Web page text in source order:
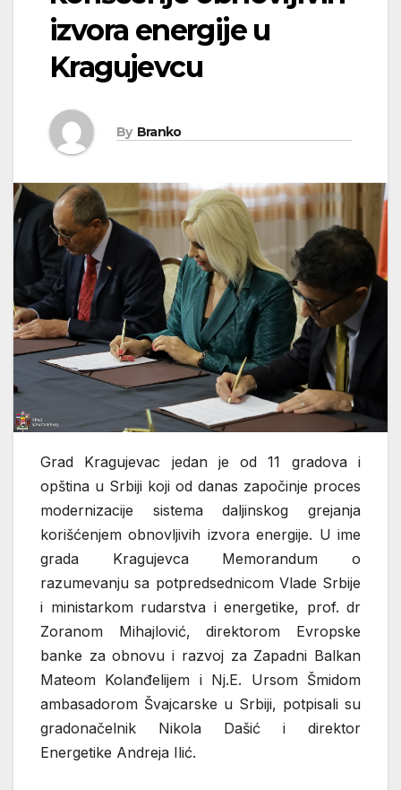
izvora energije u
Kragujevcu
By Branko
Grad Kragujevac jedan je od 11 gradova i
opština u Srbiji koji od danas započinje proces
modernizacije sistema daljinskog grejanja
korišćenjem obnovljivih izvora energije. U ime
grada Kragujevca Memorandum o
razumevanju sa potpredsednicom Vlade Srbije
i ministarkom rudarstva i energetike, prof. dr
Zoranom Mihajlović, direktorom Evropske
banke za obnovu i razvoj za Zapadni Balkan
Mateom Kolanđelijem i Nj.E. Ursom Šmidom
ambasadorom Švajcarske u Srbiji, potpisali su
gradonačelnik Nikola Dašić i direktor
Energetike Andreja Ilić.